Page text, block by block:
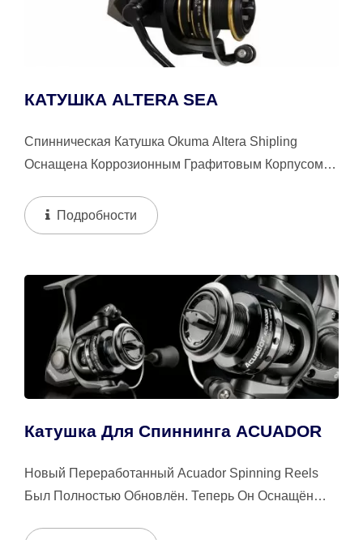
КАТУШКА ALTERA SEA
Спинническая Катушка Okuma Altera Shipling
Оснащена Коррозионным Графитовым Корпусом, 4
Подробности
Катушка Для Спиннинга ACUADOR
Новый Переработанный Acuador Spinning Reels
Был Полностью Обновлён. Теперь Он Оснащён